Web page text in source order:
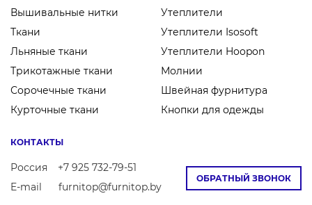
Вышивальные нитки
Ткани
Льняные ткани
Трикотажные ткани
Сорочечные ткани
Курточные ткани
Утеплители
Утеплители Isosoft
Утеплители Hoopon
Молнии
Швейная фурнитура
Кнопки для одежды
ОБРАТНЫЙ ЗВОНОК
КОНТАКТЫ
Россия
+7 925 732-79-51
E-mail
furnitop@furnitop.by